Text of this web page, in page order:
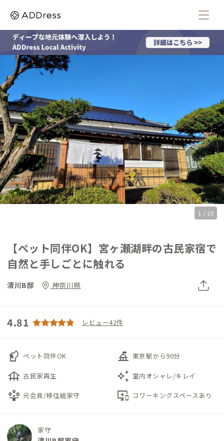
1 / 10
【ペット同伴OK】宮ヶ瀬湖畔の古民家宿で
自然と手しごとに触れる
清川B邸 神奈川県
4.81 レビュー42件
sound_detection_dog_barking ペット同伴OK things_to_do 東京駅から90分
foundation 古民家再生 auto_awesome 室内オシャレ/キレイ
person_play 元会員/移住組家守 important_devices コワーキングスペースあり
家守